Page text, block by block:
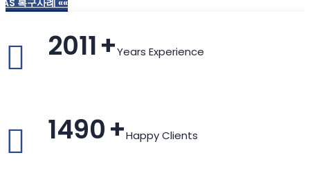
2011+Years Experience
1490+Happy Clients